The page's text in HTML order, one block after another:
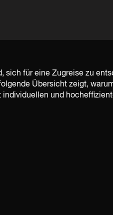
sich für eine Zugreise zu
Übersicht zeigt,
und